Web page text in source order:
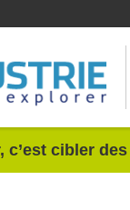
c’est cibler